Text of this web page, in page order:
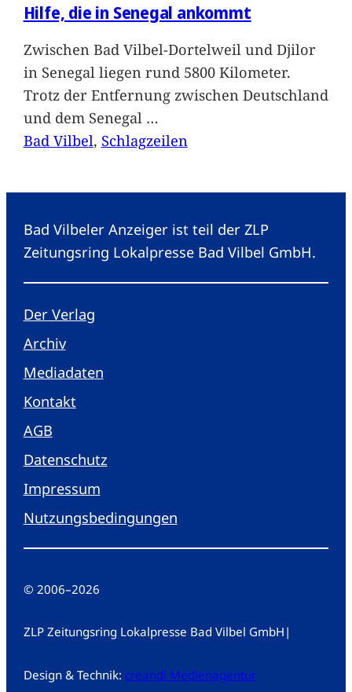
Hilfe, die in Senegal ankommt
Zwischen Bad Vilbel-Dortelweil und Djilor
in Senegal liegen rund 5800 Kilometer.
Trotz der Entfernung zwischen Deutschland
und dem Senegal …
Bad Vilbel, Schlagzeilen
Bad Vilbeler Anzeiger ist teil der ZLP
Zeitungsring Lokalpresse Bad Vilbel GmbH.
Der Verlag
Archiv
Mediadaten
Kontakt
AGB
Datenschutz
Impressum
Nutzungsbedingungen
© 2006–2026
ZLP Zeitungsring Lokalpresse Bad Vilbel GmbH |
Design & Technik: creandi Medienagentur